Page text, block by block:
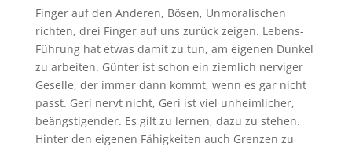
Finger auf den Anderen, Bösen, Unmoralischen
richten, drei Finger auf uns zurück zeigen. Lebens-
Führung hat etwas damit zu tun, am eigenen Dunkel
zu arbeiten. Günter ist schon ein ziemlich nerviger
Geselle, der immer dann kommt, wenn es gar nicht
passt. Geri nervt nicht, Geri ist viel unheimlicher,
beängstigender. Es gilt zu lernen, dazu zu stehen.
Hinter den eigenen Fähigkeiten auch Grenzen zu